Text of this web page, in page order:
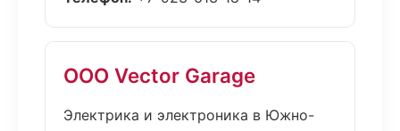
ООО Vector Garage
Электрика и электроника в Южно-